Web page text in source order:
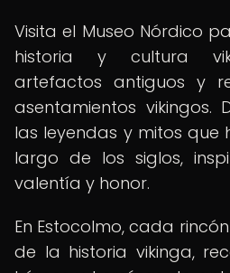
Visita el Museo Nórdico
historia y cultura
artefactos antiguos y
asentamientos vikingos.
las leyendas y mitos
largo de los siglos,
valentía y honor.
En Estocolmo, cada
de la historia vikinga,